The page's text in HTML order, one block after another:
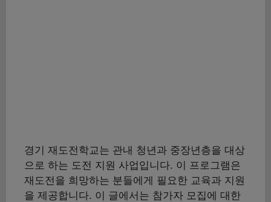
경기 재도전학교는 관내 청년과 중장년층을 대상
으로 하는 도전 지원 사업입니다. 이 프로그램은
재도전을 희망하는 분들에게 필요한 교육과 지원
을 제공합니다. 이 글에서는 참가자 모집에 대한